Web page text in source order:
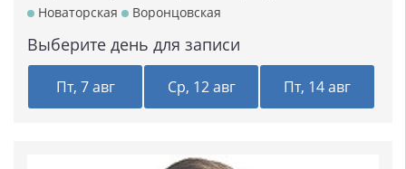
Новаторская
Воронцовская
Выберите день для записи
Пт, 7 авг Ср, 12 авг Пт, 14 авг